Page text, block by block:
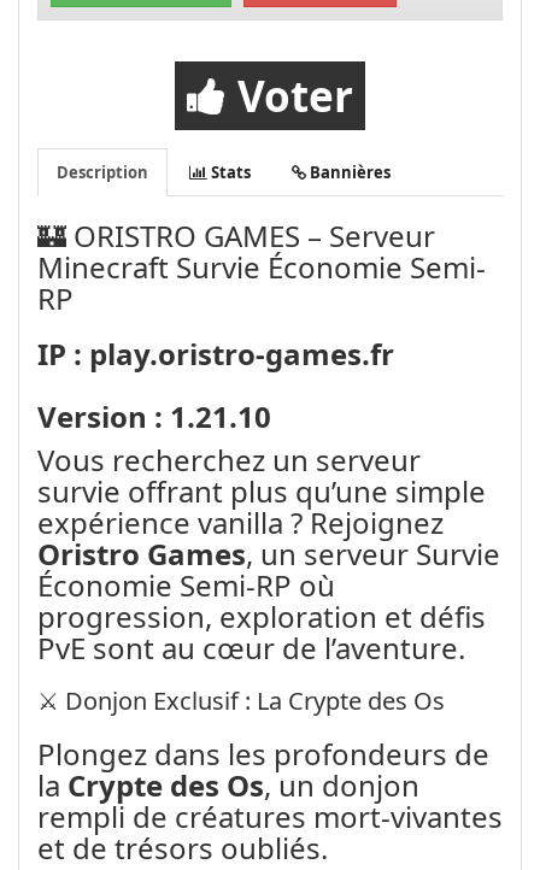
Voter
Description Stats Bannières
🏰 ORISTRO GAMES – Serveur
Minecraft Survie Économie Semi-
RP
IP : play.oristro-games.fr
Version : 1.21.10
Vous recherchez un serveur
survie offrant plus qu’une simple
expérience vanilla ? Rejoignez
Oristro Games, un serveur Survie
Économie Semi-RP où
progression, exploration et défis
PvE sont au cœur de l’aventure.
⚔️ Donjon Exclusif : La Crypte des Os
Plongez dans les profondeurs de
la Crypte des Os, un donjon
rempli de créatures mort-vivantes
et de trésors oubliés.